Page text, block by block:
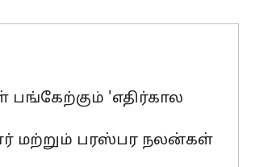
'எதிர்கால
மற்றும் பரஸ்பர நலன்கள்